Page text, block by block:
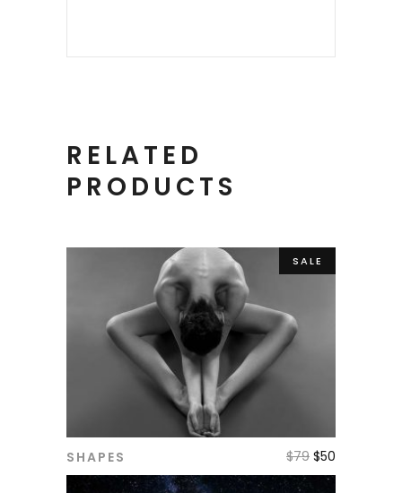
RELATED
PRODUCTS
SALE
SHAPES $79 $50